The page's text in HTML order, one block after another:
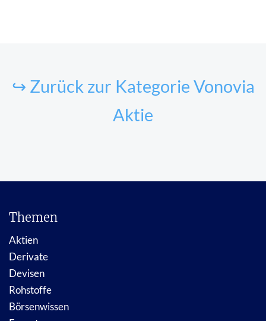
↪ Zurück zur Kategorie Vonovia
Aktie
Themen
Aktien
Derivate
Devisen
Rohstoffe
Börsenwissen